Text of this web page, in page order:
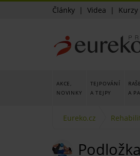
Články | Videa | Kurzy
AKCE,
NOVINKY
TEJPOVÁNÍ
A TEJPY
A
Eureko.cz